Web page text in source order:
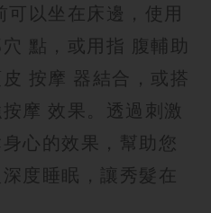
以坐在床邊，使用
點，或用指 腹輔助
按摩 器結合，或搭
摩 效果。透過刺激
心的效果，幫助您
度睡眠，讓秀髮在